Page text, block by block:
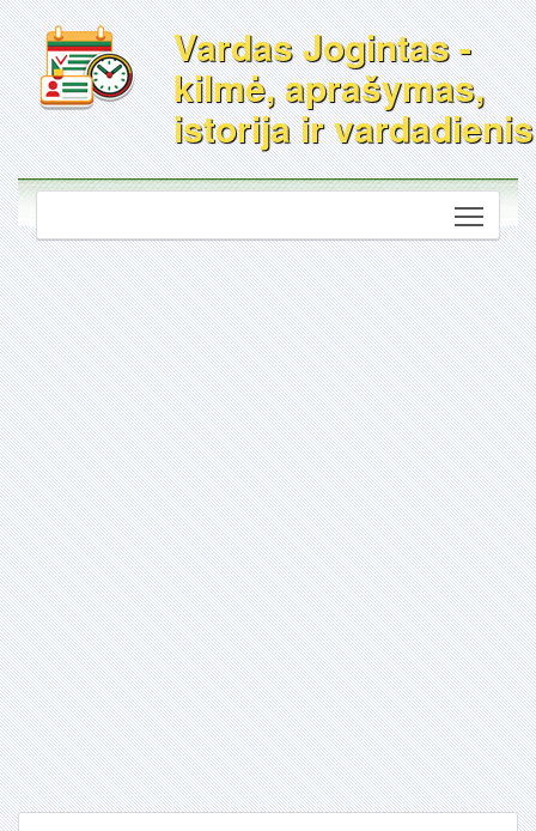
Vardas Jogintas -
kilmė, aprašymas,
istorija ir vardadienis